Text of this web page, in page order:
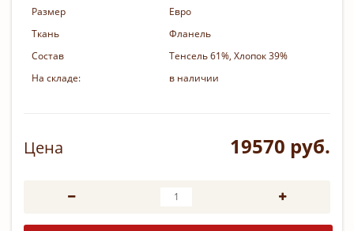
Размер
Евро
Ткань
Фланель
Состав
Тенсель 61%, Хлопок 39%
На складе:
в наличии
Цена 19570 руб.